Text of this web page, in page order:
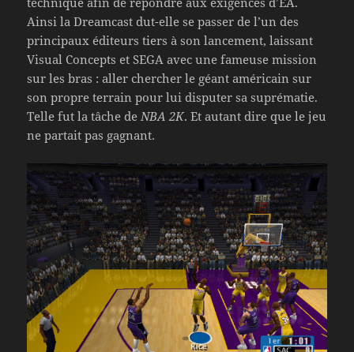
Ainsi la Dreamcast dut-elle se passer de l’un des
principaux éditeurs tiers à son lancement, laissant
Visual Concepts et SEGA avec une fameuse mission
sur les bras : aller chercher le géant américain sur
son propre terrain pour lui disputer sa suprématie.
Telle fut la tâche de NBA 2K. Et autant dire que le jeu
ne partait pas gagnant.